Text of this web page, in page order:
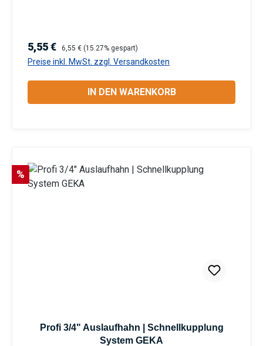
nweisung
Verkaufspreis:
5,55 € Regulärer Preis:
6,55 € (15.27% gespart)
Preise inkl. MwSt. zzgl. Versandkosten
IN DEN WARENKORB
Rabatt
%
Profi 3/4" Auslaufhahn | Schnellkupplung
System GEKA